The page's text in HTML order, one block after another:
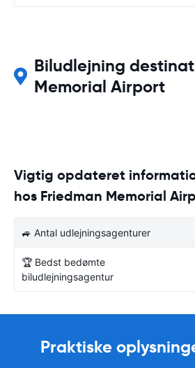
Biludlejning
Memorial Airport
Vigtig opdateret
hos Friedman Memorial
🚙 Antal udlejningsagenturer
🏆 Bedst bedømte
biludlejningsagentur
Praktiske